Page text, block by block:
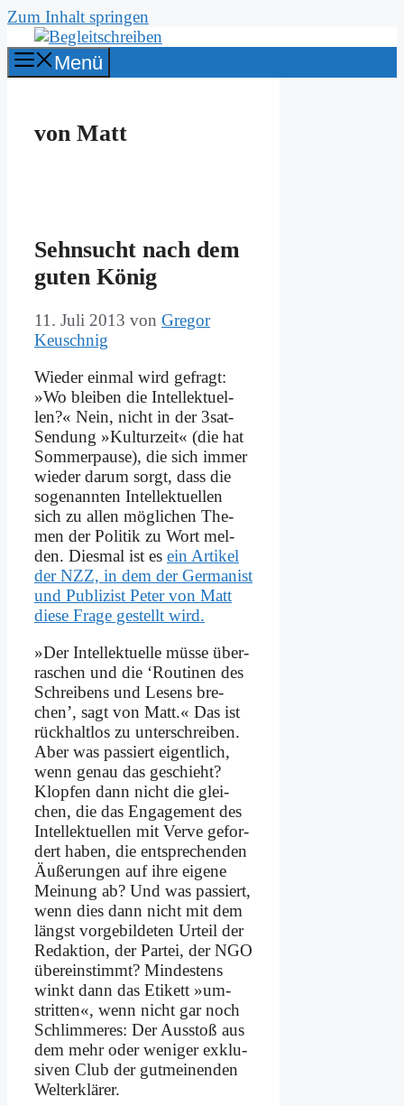
Zum Inhalt springen
Menü
von Matt
Sehn­sucht nach dem
gu­ten Kö­nig
11. Juli 2013 von Gregor
Keuschnig
Wie­der ein­mal wird ge­fragt:
»Wo blei­ben die In­tel­lek­tu­el­
len?« Nein, nicht in der 3sat-
Sen­dung »Kul­tur­zeit« (die hat
Som­mer­pau­se), die sich im­mer
wie­der dar­um sorgt, dass die
so­ge­nann­ten In­tel­lek­tu­el­len
sich zu al­len mög­li­chen The­
men der Po­li­tik zu Wort mel­
den. Dies­mal ist es ein Ar­ti­kel
der NZZ, in dem der Ger­ma­nist
und Pu­bli­zist Pe­ter von Matt
die­se Fra­ge ge­stellt wird.
»Der In­tel­lek­tu­el­le müs­se über­
ra­schen und die ‘Rou­ti­nen des
Schrei­bens und Le­sens bre­
chen’, sagt von Matt.« Das ist
rück­halt­los zu un­ter­schrei­ben.
Aber was pas­siert ei­gent­lich,
wenn ge­nau das ge­schieht?
Klop­fen dann nicht die glei­
chen, die das En­ga­ge­ment des
In­tel­lek­tu­el­len mit Ver­ve ge­for­
dert ha­ben, die ent­spre­chen­den
Äu­ße­run­gen auf ih­re ei­ge­ne
Mei­nung ab? Und was pas­siert,
wenn dies dann nicht mit dem
längst vor­ge­bil­de­ten Ur­teil der
Re­dak­ti­on, der Par­tei, der NGO
über­ein­stimmt? Min­de­stens
winkt dann das Eti­kett »um­
strit­ten«, wenn nicht gar noch
Schlim­me­res: Der Aus­stoß aus
dem mehr oder we­ni­ger ex­klu­
si­ven Club der gut­mei­nen­den
Welt­erklä­rer.